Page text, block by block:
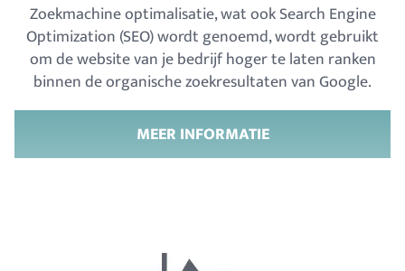
Zoekmachine optimalisatie, wat ook Search Engine
Optimization (SEO) wordt genoemd, wordt gebruikt
om de website van je bedrijf hoger te laten ranken
binnen de organische zoekresultaten van Google.
MEER INFORMATIE